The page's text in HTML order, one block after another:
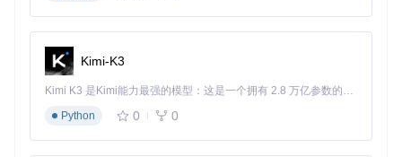
词，实现"一键补全"。
创新功能：智能化处理
Kimi-K3
Kimi K3 是Kimi能力最强的模型：这是一个拥有 2.8 万亿参数的混合专家（MoE）模型，具备原生视觉理解能力，并支持 100 万 token 的上下文窗口。
Python
0 0